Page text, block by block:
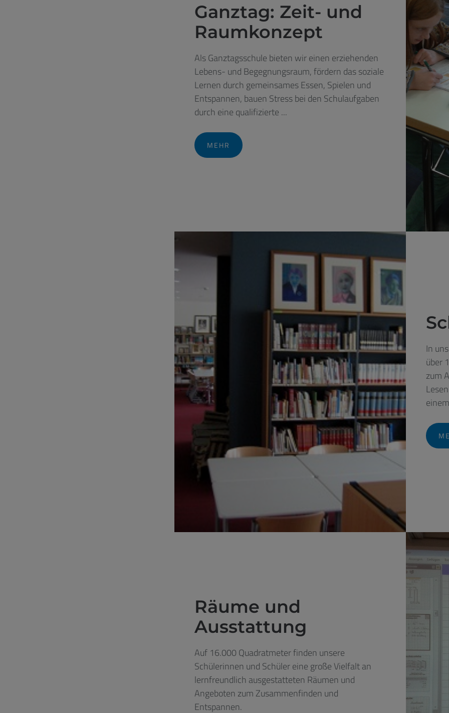
Ganztag: Zeit- und
Raumkonzept
Als Ganztagsschule bieten wir einen erziehenden
Lebens- und Begegnungsraum, fördern das soziale
Lernen durch gemeinsames Essen, Spielen und
Entspannen, bauen Stress bei den Schulaufgaben
durch eine qualifizierte ...
MEHR
In
über
zum
Räume und
Ausstattung
Auf 16.000 Quadratmeter finden unsere
Schülerinnen und Schüler eine große Vielfalt an
lernfreundlich ausgestatteten Räumen und
Angeboten zum Zusammenfinden und
Entspannen.